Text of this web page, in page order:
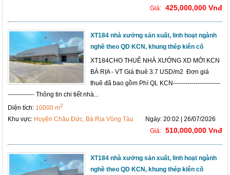
Giá: 425,000,000 Vnđ
XT184 nhà xưởng sản xuất, linh hoạt ngành
nghề theo QD KCN, khung thép kiên cố
XT184CHO THUÊ NHÀ XƯỞNG XD MỚI KCN
BÀ RỊA - VT Giá thuê 3.7 USD/m2 Đơn giá
thuê đã bao gồm Phí QL KCN-----------------------
------------- Thông tin chi tiết nhà...
Diện tích: 10000 m2
Khu vực: Huyện Châu Đức, Bà Rịa Vũng Tàu
Ngày: 20:02 | 26/07/2026
Giá: 510,000,000 Vnđ
XT184 nhà xưởng sản xuất, linh hoạt ngành
nghề theo QD KCN, khung thép kiên cố